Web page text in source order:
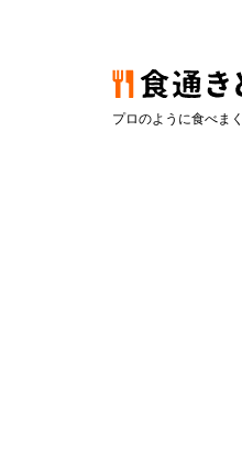
プロのように食べま